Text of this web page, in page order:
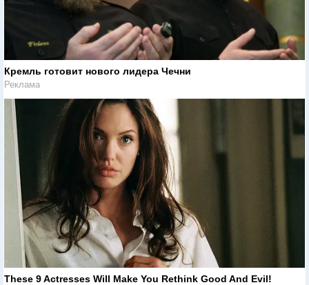
Кремль готовит нового лидера Чечни
Реклама
These 9 Actresses Will Make You Rethink Good And Evil!